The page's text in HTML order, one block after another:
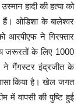
हादी की हत्या को
हैं। ओडिशा के बालेश्वर
आरपीएफ ने गिरफ्तार
जरूरतों के लिए 1000
ने गैंगस्टर इंद्रजीत के
किया है। खेल जगत
में वापसी की पुष्टि हुई